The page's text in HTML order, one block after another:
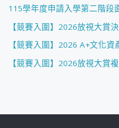
115學年度申請入學第二階段
【競賽入圍】2026放視大賞
【競賽入圍】2026 A+文化
【競賽入圍】2026放視大賞